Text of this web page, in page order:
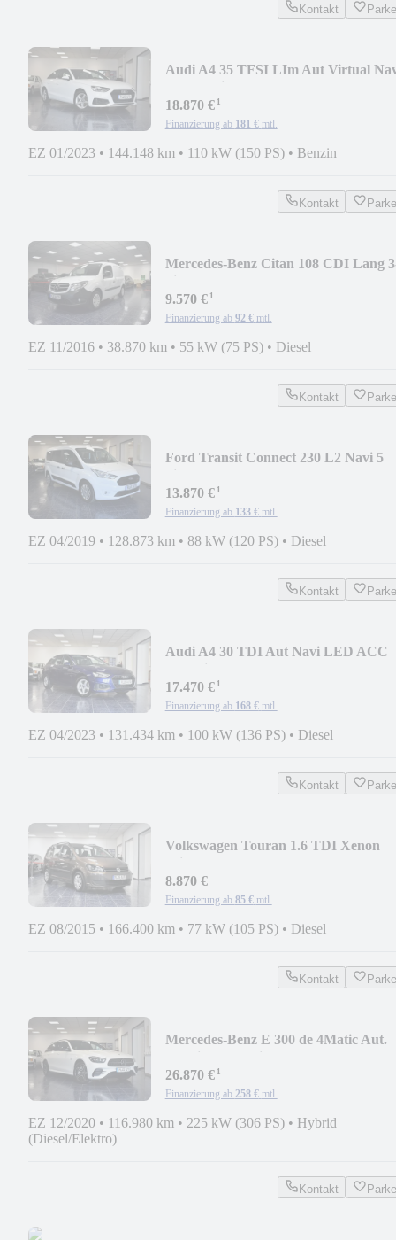
Kontakt
Audi A4 35 TFSI LIm Aut Virtual
18.870 €¹
Finanzierung ab 181 € mtl.
EZ 01/2023 • 144.148 km • 110 kW (150 PS) • Benzin
Kontakt
Mercedes-Benz Citan 108 CDI Lang
9.570 €¹
Finanzierung ab 92 € mtl.
EZ 11/2016 • 38.870 km • 55 kW (75 PS) • Diesel
Kontakt
Ford Transit Connect 230 L2 Navi 5
13.870 €¹
Finanzierung ab 133 € mtl.
EZ 04/2019 • 128.873 km • 88 kW (120 PS) • Diesel
Kontakt
Audi A4 30 TDI Aut Navi LED ACC
17.470 €¹
Finanzierung ab 168 € mtl.
EZ 04/2023 • 131.434 km • 100 kW (136 PS) • Diesel
Kontakt
Volkswagen Touran 1.6 TDI Xenon
8.870 €
Finanzierung ab 85 € mtl.
EZ 08/2015 • 166.400 km • 77 kW (105 PS) • Diesel
Kontakt
Mercedes-Benz E 300 de 4Matic Aut.
26.870 €¹
Finanzierung ab 258 € mtl.
EZ 12/2020 • 116.980 km • 225 kW (306 PS) • Hybrid
(Diesel/Elektro)
Kontakt